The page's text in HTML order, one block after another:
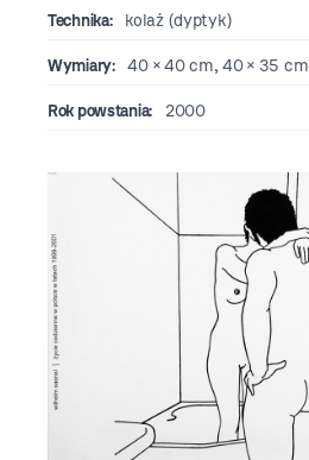
Technika: kolaż (dyptyk)
Wymiary: 40 × 40 cm, 40 × 35 cm
Rok powstania: 2000